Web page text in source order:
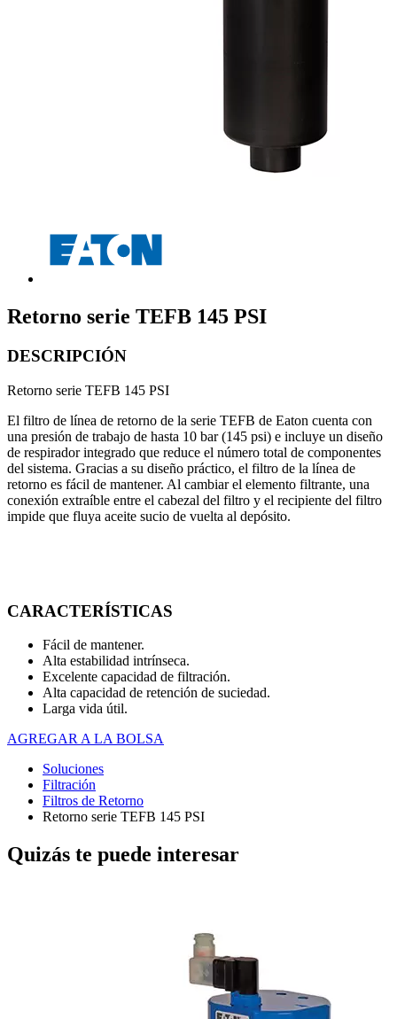
Retorno serie TEFB 145 PSI
DESCRIPCIÓN
Retorno serie TEFB 145 PSI
El filtro de línea de retorno de la serie TEFB de Eaton cuenta con
una presión de trabajo de hasta 10 bar (145 psi) e incluye un diseño
de respirador integrado que reduce el número total de componentes
del sistema. Gracias a su diseño práctico, el filtro de la línea de
retorno es fácil de mantener. Al cambiar el elemento filtrante, una
conexión extraíble entre el cabezal del filtro y el recipiente del filtro
impide que fluya aceite sucio de vuelta al depósito.
CARACTERÍSTICAS
Fácil de mantener.
Alta estabilidad intrínseca.
Excelente capacidad de filtración.
Alta capacidad de retención de suciedad.
Larga vida útil.
AGREGAR A LA BOLSA
Soluciones
Filtración
Filtros de Retorno
Retorno serie TEFB 145 PSI
Quizás te puede interesar